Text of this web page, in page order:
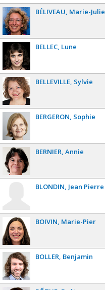
BÉLIVEAU Marie-Julie
BELLEC Lune
BELLEVILLE Sylvie
BERGERON Sophie
BERNIER Annie
BLONDIN Jean Pierre
BOIVIN Marie-Pier
BOLLER Benjamin